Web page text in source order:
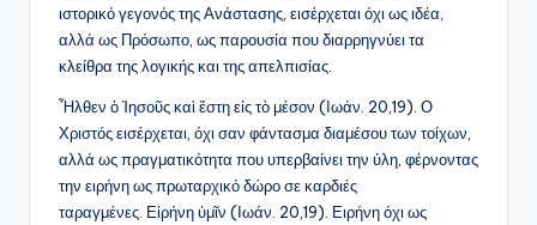
ιστορικό γεγονός της Ανάστασης, εισέρχεται όχι ως ιδέα,
αλλά ως Πρόσωπο, ως παρουσία που διαρρηγνύει τα
κλείθρα της λογικής και της απελπισίας.
Ἦλθεν ὁ Ἰησοῦς καὶ ἔστη εἰς τὸ μέσον (Ιωάν. 20,19). Ο
Χριστός εισέρχεται, όχι σαν φάντασμα διαμέσου των τοίχων,
αλλά ως πραγματικότητα που υπερβαίνει την ύλη, φέρνοντας
την ειρήνη ως πρωταρχικό δώρο σε καρδιές
ταραγμένες. Εἰρήνη ὑμῖν (Ιωάν. 20,19). Ειρήνη όχι ως